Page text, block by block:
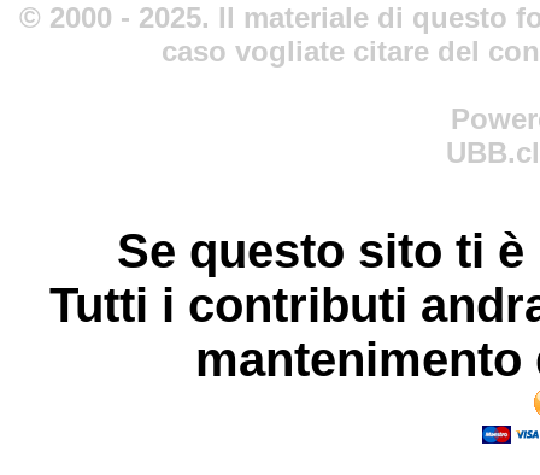
© 2000 - 2025. Il materiale di questo
caso vogliate citare del
Se questo sito ti
Tutti i contributi